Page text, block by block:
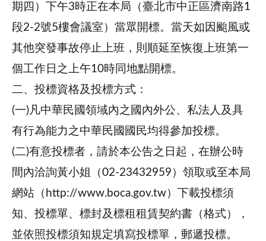
期四）下午3時正在本局（臺北市中正區濟南路1
段2-2號5樓會議室）當眾開標。當天如因颱風或
其他突發事故停止上班，則順延至恢復上班第一
個工作日之上午10時同地點開標。
二、投標資格及投標方式：
(一)凡中華民國領域內之國內外公、私法人及具
有行為能力之中華民國國民均得參加投標。
(二)有意投標者，請於本公告之日起，在辦公時
間內洽詢黃小姐（02-23432959）領取或至本局
網站（http://www.boca.gov.tw）下載投標須
知、投標單、標封及標租租賃契約書（格式），
並依照投標須知規定填寫投標單，郵遞投標。